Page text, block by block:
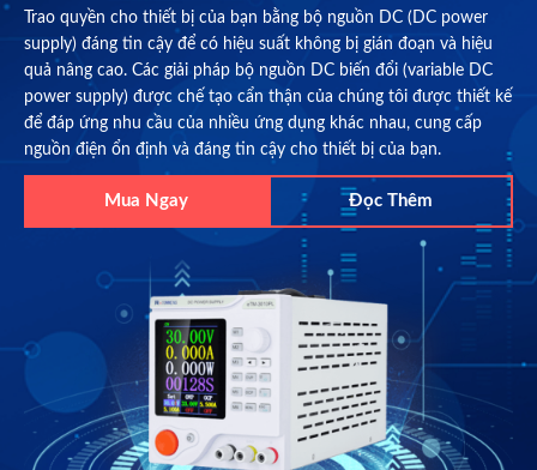
Trao quyền cho thiết bị của bạn bằng bộ nguồn DC (DC power
supply) đáng tin cậy để có hiệu suất không bị gián đoạn và hiệu
quả nâng cao. Các giải pháp bộ nguồn DC biến đổi (variable DC
power supply) được chế tạo cẩn thận của chúng tôi được thiết kế
để đáp ứng nhu cầu của nhiều ứng dụng khác nhau, cung cấp
nguồn điện ổn định và đáng tin cậy cho thiết bị của bạn.
Mua Ngay Đọc Thêm